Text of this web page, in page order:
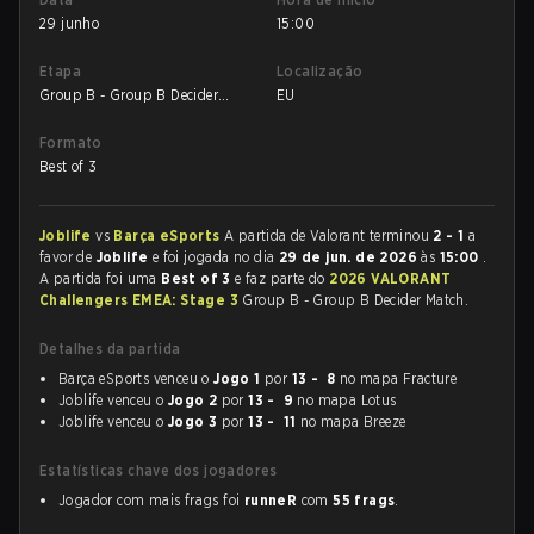
29 junho
15:00
Etapa
Group B - Group B Decider
Localização
EU
Formato
Best of 3
Joblifevs Barça eSportsA partida de Valorant terminou 2 - 1 a
favor de Joblife e foi jogada no dia 29 de jun. de 2026às 15:00 .
A partida foi uma Best of 3e faz parte do 2026 VALORANT
Challengers EMEA: Stage 3 Group B - Group B Decider Match.
Detalhes da partida
Barça eSports venceu oJogo 1 por 13 - 8 no mapa Fracture
Joblife venceu o Jogo 2 por13 - 9 no mapa Lotus
Joblife venceu o Jogo 3 por13 - 11 no mapa Breeze
Estatísticas chave dos jogadores
Jogador com mais frags foi runneR com55 frags.